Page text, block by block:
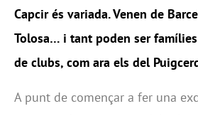
Capcir és variada. Venen de
Tolosa… i tant poden ser
de clubs, com ara els del
A punt de començar a fer una